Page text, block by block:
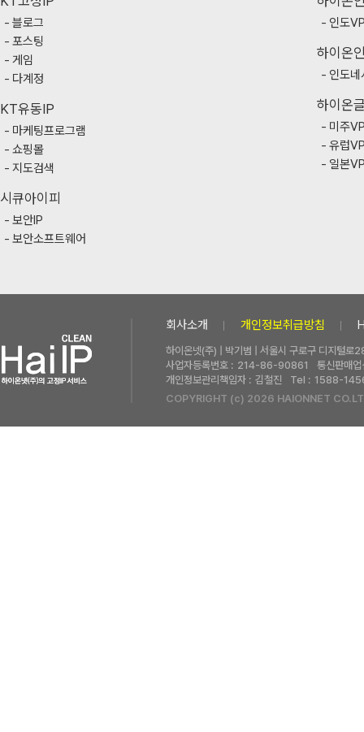
블로그
포스팅
게임
다계정
KT유동IP
마케팅프로그램
쇼핑몰
지도검색
시큐아이피
보안IP
보안소프트웨어
인도
하이온
인도
하이온
미주
유럽
일본
회사소개 개인정보취급방침
하이온넷(주) | 박기범 | 서울시 구로구 디지털
사업자등록번호 : 214-86-90861
통신판매
개인정보관리책임자 : 김철진 Tel : 1588-
COPYRIGHT (c) 2026 HAIONNET